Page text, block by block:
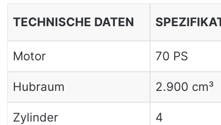
TECHNISCHE DATEN
Motor 70 PS
Hubraum 2.900 cm³
Zylinder 4